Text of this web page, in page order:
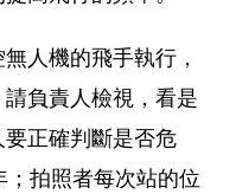
人機的飛手執行，
負責人檢視，看是
正確判斷是否危
拍照者每次站的位